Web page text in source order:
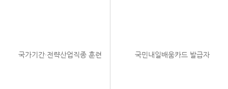
국가기간·전략산업직종 훈련 국민내일배움카드 발급자